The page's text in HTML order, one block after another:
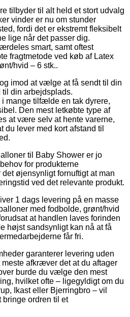
tilbyder til alt held et stort udvalg
vinder er nu om stunder
fordi det er ekstremt fleksibelt
lige når det passer dig.
smart, samt oftest
fragtmetode ved køb af Latex
hvid – 6 stk..
imod at vælge at få sendt til din
til din arbejdsplads.
mange tilfælde en tak dyrere,
Den mest letkøbte type af
at være selv at hente varerne,
lever med kort afstand til
til Baby Shower er jo
for produkterne
øjensynligt fornuftigt at man
ved det relevante produkt.
1 dags levering på en masse
med fodbolde, grønt/hvid
at handlen laves forinden
højst sandsynligt kan nå at få
får fri.
garanterer levering uden
afkræver det at du aftager
burde du vælge den mest
hvilket ofte – ligegyldigt om du
Ikast eller Bjerringbro – vil
bringe ordren til et